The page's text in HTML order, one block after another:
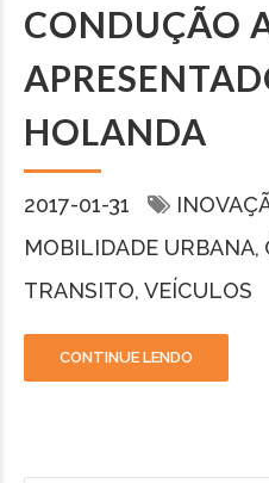
CONDUÇÃO
HOLANDA
2017-01-31
MOBILIDADE URBANA
TRANSITO VEÍCULOS
CONTINUE LENDO